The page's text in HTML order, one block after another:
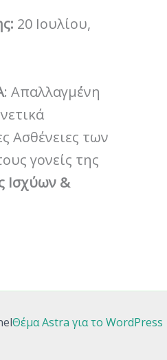
: 20 Ιουλίου,
: Απαλλαγμ΄ένη
Ασθένειες των
γονείς της
Ισχύων &
Θέμα Astra για το WordPress